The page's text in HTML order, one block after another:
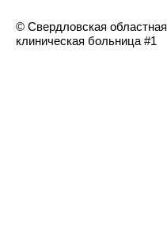
© Свердловская областная
клиническая больница #1